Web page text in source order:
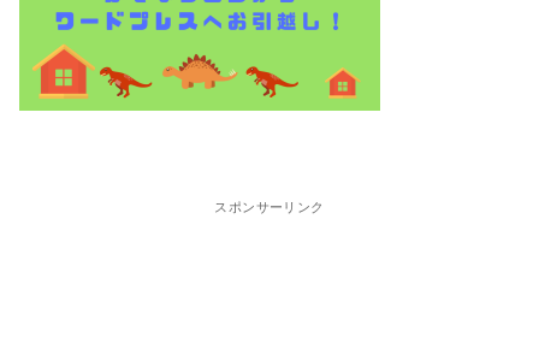
スポンサーリンク